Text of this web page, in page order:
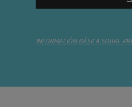
INFORMACIÓN BÁSICA SOBRE